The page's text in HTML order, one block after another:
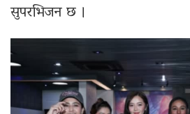
सुपरभिजन छ ।